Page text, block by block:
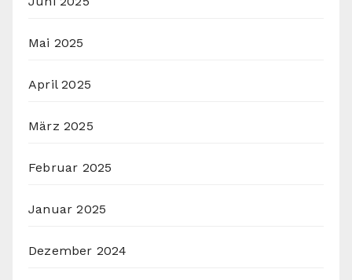
Mai 2025
April 2025
März 2025
Februar 2025
Januar 2025
Dezember 2024